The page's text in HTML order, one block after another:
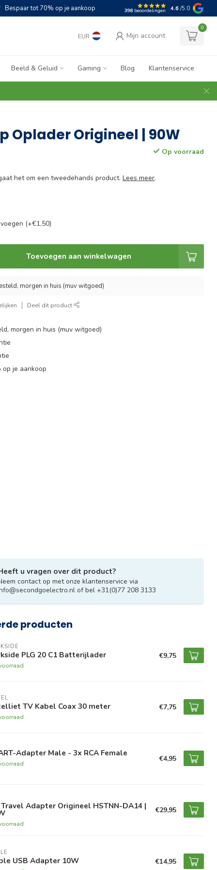
Bespaar tot 70% op je aankoop 398 beoordelingen 4.6 /5.0
EUR Mijn account
0
Beeld & Geluid Gaming Blog Klantenservice
Oplader Origineel | 90W
Op voorraad
het om een tweedehands product.Lees meer.
(+€1,50)
Toevoegen aan winkelwagen
morgen in huis (muv witgoed)
Deel dit product
morgen in huis (muv witgoed)
je aankoop
u vragen over dit product?
contact op met onze klantenservice via
of bel +31(0)77 208 3133
producten
PLG 20 C1 Batterijlader €9,75
TV Kabel Coax 30 meter €7,75
Adapter Male - 3x RCA Female
€4,95
Travel Adapter Origineel HSTNN-DA14 | €29,95
USB Adapter 10W €14,95